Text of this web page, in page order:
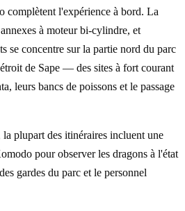
complètent l'expérience à bord. La
à moteur bi-cylindre, et
se concentre sur la partie nord du parc
de Sape — des sites à fort courant
leurs bancs de poissons et le passage
plupart des itinéraires incluent une
pour observer les dragons à l'état
gardes du parc et le personnel